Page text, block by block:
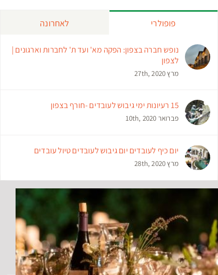
פופולרי לאחרונה
נופש חברה בצפון: הפקה מא' ועד ת' לחברות וארגונים |
לצפון
מרץ 27th, 2020
15 רעיונות ימי גיבוש לעובדים -חורף בצפון
פברואר 10th, 2020
יום כיף לעובדים יום גיבוש לעובדים טיול עובדים
מרץ 28th, 2020